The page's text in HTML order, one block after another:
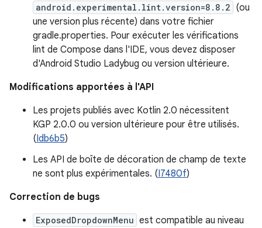
android.experimental.lint.version=8.8.2 (ou
une version plus récente) dans votre fichier
gradle.properties. Pour exécuter les vérifications
lint de Compose dans l'IDE, vous devez disposer
d'Android Studio Ladybug ou version ultérieure.
Modifications apportées à l'API
Les projets publiés avec Kotlin 2.0 nécessitent
KGP 2.0.0 ou version ultérieure pour être utilisés.
(Idb6b5)
Les API de boîte de décoration de champ de texte
ne sont plus expérimentales. (I7480f)
Correction de bugs
ExposedDropdownMenu est compatible au niveau